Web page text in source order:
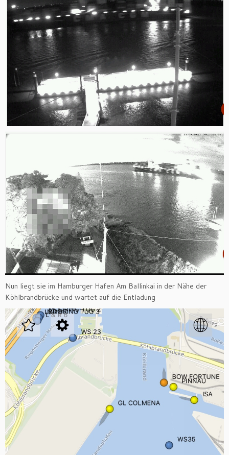
Nun liegt sie im Hamburger Hafen Am Ballinkai in der Nähe der
Köhlbrandbrücke und wartet auf die Entladung